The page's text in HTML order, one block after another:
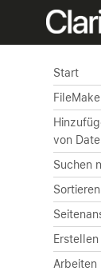
Start
von
Suchen
Arbeiten